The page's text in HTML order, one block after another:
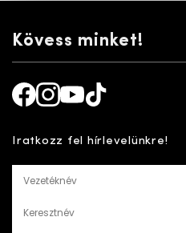
Kövess minket!
Iratkozz fel hírlevelünkre!
Vezetéknév
Keresztnév